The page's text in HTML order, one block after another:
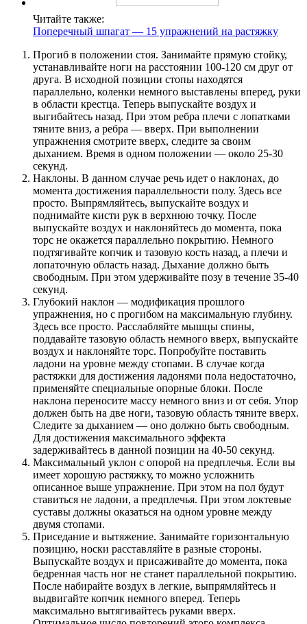
Читайте также:
Поперечный шпагат — 15 упражнений на растяжку
Прогиб в положении стоя. Занимайте прямую стойку,
устанавливайте ноги на расстоянии 100-120 см друг от
друга. В исходной позиции стопы находятся
параллельно, коленки немного выставлены вперед, руки
в области крестца. Теперь выпускайте воздух и
выгибайтесь назад. При этом ребра плечи с лопатками
тяните вниз, а ребра — вверх. При выполнении
упражнения смотрите вверх, следите за своим
дыханием. Время в одном положении — около 25-30
секунд.
Наклоны. В данном случае речь идет о наклонах, до
момента достижения параллельности полу. Здесь все
просто. Выпрямляйтесь, выпускайте воздух и
поднимайте кисти рук в верхнюю точку. После
выпускайте воздух и наклоняйтесь до момента, пока
торс не окажется параллельно покрытию. Немного
подтягивайте копчик и тазовую кость назад, а плечи и
лопаточную область назад. Дыхание должно быть
свободным. При этом удерживайте позу в течение 35-40
секунд.
Глубокий наклон — модификация прошлого
упражнения, но с прогибом на максимальную глубину.
Здесь все просто. Расслабляйте мышцы спины,
поддавайте тазовую область немного вверх, выпускайте
воздух и наклоняйте торс. Попробуйте поставить
ладони на уровне между стопами. В случае когда
растяжки для достижения ладонями пола недостаточно,
применяйте специальные опорные блоки. После
наклона переносите массу немного вниз и от себя. Упор
должен быть на две ноги, тазовую область тяните вверх.
Следите за дыханием — оно должно быть свободным.
Для достижения максимального эффекта
задерживайтесь в данной позиции на 40-50 секунд.
Максимальный уклон с опорой на предплечья. Если вы
имеет хорошую растяжку, то можно усложнить
описанное выше упражнение. При этом на пол будут
ставиться не ладони, а предплечья. При этом локтевые
суставы должны оказаться на одном уровне между
двумя стопами.
Приседание и вытяжение. Занимайте горизонтальную
позицию, носки расставляйте в разные стороны.
Выпускайте воздух и присаживайте до момента, пока
бедренная часть ног не станет параллельной покрытию.
После набирайте воздух в легкие, выпрямляйтесь и
выдвигайте копчик немного вперед. Теперь
максимально вытягивайтесь руками вверх.